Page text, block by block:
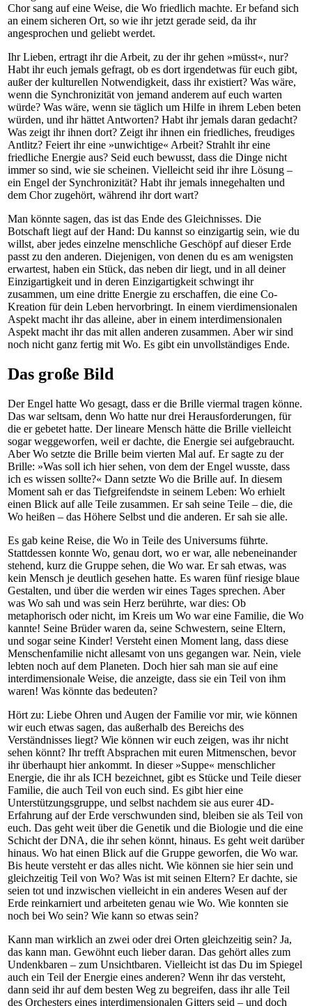
Chor sang auf eine Weise, die Wo friedlich machte. Er befand sich
an einem sicheren Ort, so wie ihr jetzt gerade seid, da ihr
angesprochen und geliebt werdet.
Ihr Lieben, ertragt ihr die Arbeit, zu der ihr gehen »müsst«, nur?
Habt ihr euch jemals gefragt, ob es dort irgendetwas für euch gibt,
außer der kulturellen Notwendigkeit, dass ihr existiert? Was wäre,
wenn die Synchronizität von jemand anderem auf euch warten
würde? Was wäre, wenn sie täglich um Hilfe in ihrem Leben beten
würden, und ihr hättet Antworten? Habt ihr jemals daran gedacht?
Was zeigt ihr ihnen dort? Zeigt ihr ihnen ein friedliches, freudiges
Antlitz? Feiert ihr eine »unwichtige« Arbeit? Strahlt ihr eine
friedliche Energie aus? Seid euch bewusst, dass die Dinge nicht
immer so sind, wie sie scheinen. Vielleicht seid ihr ihre Lösung –
ein Engel der Synchronizität? Habt ihr jemals innegehalten und
dem Chor zugehört, während ihr dort wart?
Man könnte sagen, das ist das Ende des Gleichnisses. Die
Botschaft liegt auf der Hand: Du kannst so einzigartig sein, wie du
willst, aber jedes einzelne menschliche Geschöpf auf dieser Erde
passt zu den anderen. Diejenigen, von denen du es am wenigsten
erwartest, haben ein Stück, das neben dir liegt, und in all deiner
Einzigartigkeit und in deren Einzigartigkeit schwingt ihr
zusammen, um eine dritte Energie zu erschaffen, die eine Co-
Kreation für dein Leben hervorbringt. In einem vierdimensionalen
Aspekt macht ihr das alleine, aber in einem interdimensionalen
Aspekt macht ihr das mit allen anderen zusammen. Aber wir sind
noch nicht ganz fertig mit Wo. Es gibt ein unvollständiges Ende.
Das große Bild
Der Engel hatte Wo gesagt, dass er die Brille viermal tragen könne.
Das war seltsam, denn Wo hatte nur drei Herausforderungen, für
die er gebetet hatte. Der lineare Mensch hätte die Brille vielleicht
sogar weggeworfen, weil er dachte, die Energie sei aufgebraucht.
Aber Wo setzte die Brille beim vierten Mal auf. Er sagte zu der
Brille: »Was soll ich hier sehen, von dem der Engel wusste, dass
ich es wissen sollte?« Dann setzte Wo die Brille auf. In diesem
Moment sah er das Tiefgreifendste in seinem Leben: Wo erhielt
einen Blick auf alle Teile zusammen. Er sah seine Teile – die, die
Wo heißen – das Höhere Selbst und die anderen. Er sah sie alle.
Es gab keine Reise, die Wo in Teile des Universums führte.
Stattdessen konnte Wo, genau dort, wo er war, alle nebeneinander
stehend, kurz die Gruppe sehen, die Wo war. Er sah etwas, was
kein Mensch je deutlich gesehen hatte. Es waren fünf riesige blaue
Gestalten, und über die werden wir eines Tages sprechen. Aber
was Wo sah und was sein Herz berührte, war dies: Ob
metaphorisch oder nicht, im Kreis um Wo war eine Familie, die Wo
kannte! Seine Brüder waren da, seine Schwestern, seine Eltern,
und sogar seine Kinder! Versteht einen Moment lang, dass diese
Menschenfamilie nicht allesamt von uns gegangen war. Nein, viele
lebten noch auf dem Planeten. Doch hier sah man sie auf eine
interdimensionale Weise, die anzeigte, dass sie ein Teil von ihm
waren! Was könnte das bedeuten?
Hört zu: Liebe Ohren und Augen der Familie vor mir, wie können
wir euch etwas sagen, das außerhalb des Bereichs des
Verständnisses liegt? Wie können wir euch zeigen, was ihr nicht
sehen könnt? Ihr trefft Absprachen mit euren Mitmenschen, bevor
ihr überhaupt hier ankommt. In dieser »Suppe« menschlicher
Energie, die ihr als ICH bezeichnet, gibt es Stücke und Teile dieser
Familie, die auch Teil von euch sind. Es gibt hier eine
Unterstützungsgruppe, und selbst nachdem sie aus eurer 4D-
Erfahrung auf der Erde verschwunden sind, bleiben sie als Teil von
euch. Das geht weit über die Genetik und die Biologie und die eine
Schicht der DNA, die ihr sehen könnt, hinaus. Es geht weit darüber
hinaus. Wo hat einen Blick auf die Gruppe geworfen, die Wo war.
Bis heute versteht er das alles nicht. Wie können sie hier sein und
gleichzeitig Teil von Wo? Was ist mit seinen Eltern? Er dachte, sie
seien tot und inzwischen vielleicht in ein anderes Wesen auf der
Erde reinkarniert und arbeiteten genau wie Wo. Wie konnten sie
noch bei Wo sein? Wie kann so etwas sein?
Kann man wirklich an zwei oder drei Orten gleichzeitig sein? Ja,
das kann man. Gewöhnt euch lieber daran. Das gehört alles zum
Undenkbaren – zum Unsichtbaren. Vielleicht ist das Du im Spiegel
auch ein Teil der Energie eines anderen? Wenn ihr das versteht,
dann seid ihr auf dem besten Weg zu begreifen, dass ihr alle Teil
des Orchesters eines interdimensionalen Gitters seid – und doch